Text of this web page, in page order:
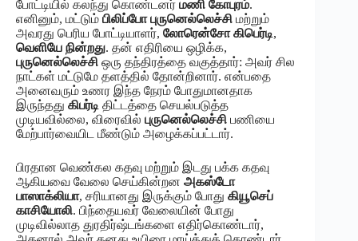
போட்டியில் கலந்து கொண்டனர் மணி கோபுரம்.
எனினும், மட்டும் பிலிப்போ புருனெல்லெச்சி மற்றும்
அவரது பெரிய போட்டியாளர், லோரென்சோ கிபெர்டி,
வெளியே நின்றது. தன் எதிரியை ஒழிக்க,
புருனெல்லெச்சி ஒரு தந்திரத்தை வகுத்தார்: அவர் சில
நாட்கள் மட்டுமே தளத்தில் தோன்றினார். என்பதை
அனைவரும் உணர இந்த நேரம் போதுமானதாக
இருந்தது கிபர்டி திட்டத்தை செயல்படுத்த
முடியவில்லை, விரைவில் புருனெல்லெச்சி பணியை
மேற்பார்வையிட மீண்டும் அழைக்கப்பட்டார்.
பிரதான வெண்கல கதவு மற்றும் இடது பக்க கதவு
ஆகியவை வேலை செய்கின்றன அகஸ்டோ
பாஸாக்லியா, சரியானது இருக்கும் போது கியூசெப்
காசியோலி. பிந்தையவர் வேலையின் போது
முடிவில்லாத துரதிர்ஷ்டங்களை எதிர்கொண்டார்,